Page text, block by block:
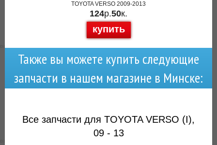
TOYOTA VERSO 2009-2013
124р.50к.
купить
Также вы можете купить следующие
запчасти в нашем магазине в Минске:
Все запчасти для TOYOTA VERSO (I),
09 - 13